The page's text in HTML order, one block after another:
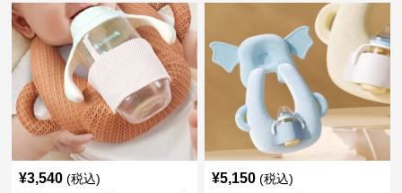
¥3,540 (税込) ¥5,150 (税込)